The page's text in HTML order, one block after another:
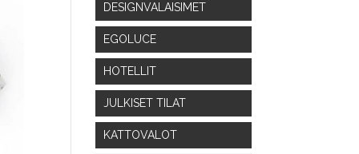
DESIGNVALAISIMET
EGOLUCE
HOTELLIT
JULKISET TILAT
KATTOVALOT